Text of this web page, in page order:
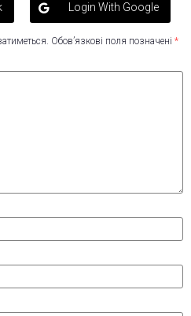
Login With Google
Обов’язкові поля позначені *